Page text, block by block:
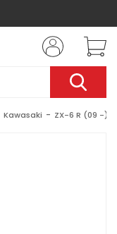
Kawasaki ZX-6 R (09 -)